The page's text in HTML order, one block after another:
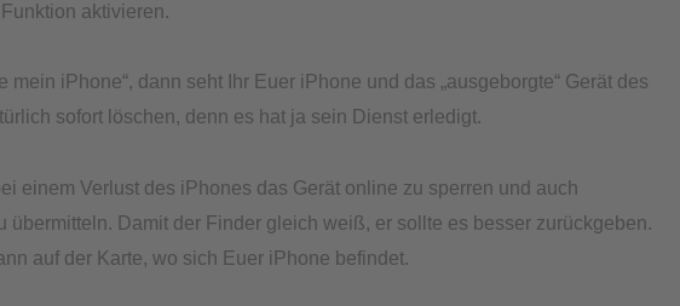
aktivieren.
mein iPhone“, dann seht Ihr Euer iPhone und das „ausgeborgte“ Gerät des
sofort löschen, denn es hat ja sein Dienst erledigt.
einem Verlust des iPhones das Gerät online zu sperren und auch
übermitteln. Damit der Finder gleich weiß, er sollte es besser zurückgeben.
auf der Karte, wo sich Euer iPhone befindet.